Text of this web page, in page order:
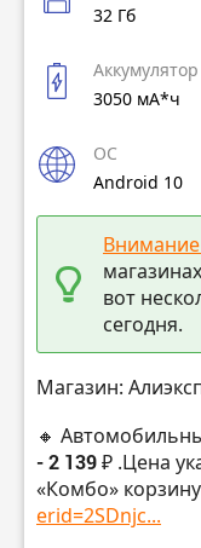
32 Гб
Аккумулятор
3050 мА*ч
ОС
Android 10
Внимание
вот
сегодня.
Магазин:
🔸
- 2 139 ₽ .Цена
«Комбо»
erid=2SDnjc...